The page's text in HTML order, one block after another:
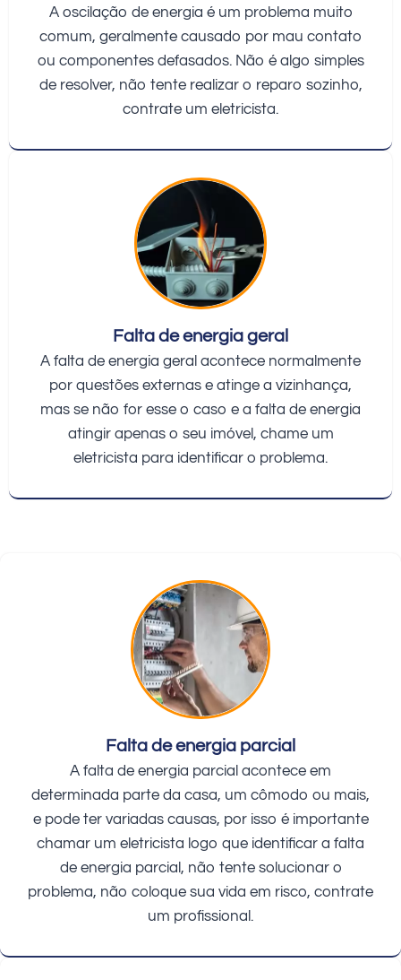
A oscilação de energia é um problema muito
comum, geralmente causado por mau contato
ou componentes defasados. Não é algo simples
de resolver, não tente realizar o reparo sozinho,
contrate um eletricista.
Falta de energia geral
A falta de energia geral acontece normalmente
por questões externas e atinge a vizinhança,
mas se não for esse o caso e a falta de energia
atingir apenas o seu imóvel, chame um
eletricista para identificar o problema.
Falta de energia parcial
A falta de energia parcial acontece em
determinada parte da casa, um cômodo ou mais,
e pode ter variadas causas, por isso é importante
chamar um eletricista logo que identificar a falta
de energia parcial, não tente solucionar o
problema, não coloque sua vida em risco, contrate
um profissional.